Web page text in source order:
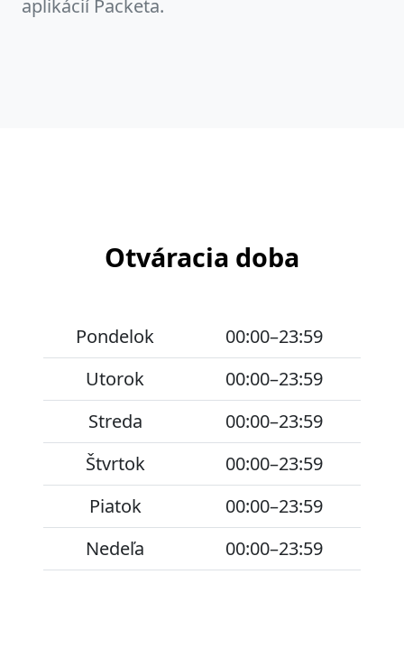
aplikácií Packeta.
Otváracia doba
Pondelok
00:00–23:59
Utorok
00:00–23:59
Streda
00:00–23:59
Štvrtok
00:00–23:59
Piatok
00:00–23:59
Nedeľa
00:00–23:59